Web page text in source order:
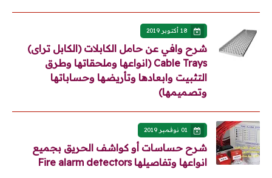
18 أكتوبر 2019
شرح وافي عن حامل الكابلات (الكابل تراى)
Cable Trays (انواعها وملحقاتها وطرق
التثبيت وابعادها وتأريضها وحساباتها
وتصميمها)
01 نوفمبر 2019
شرح حساسات أو كواشف الحريق بجميع
انواعها وتفاصيلها Fire alarm detectors